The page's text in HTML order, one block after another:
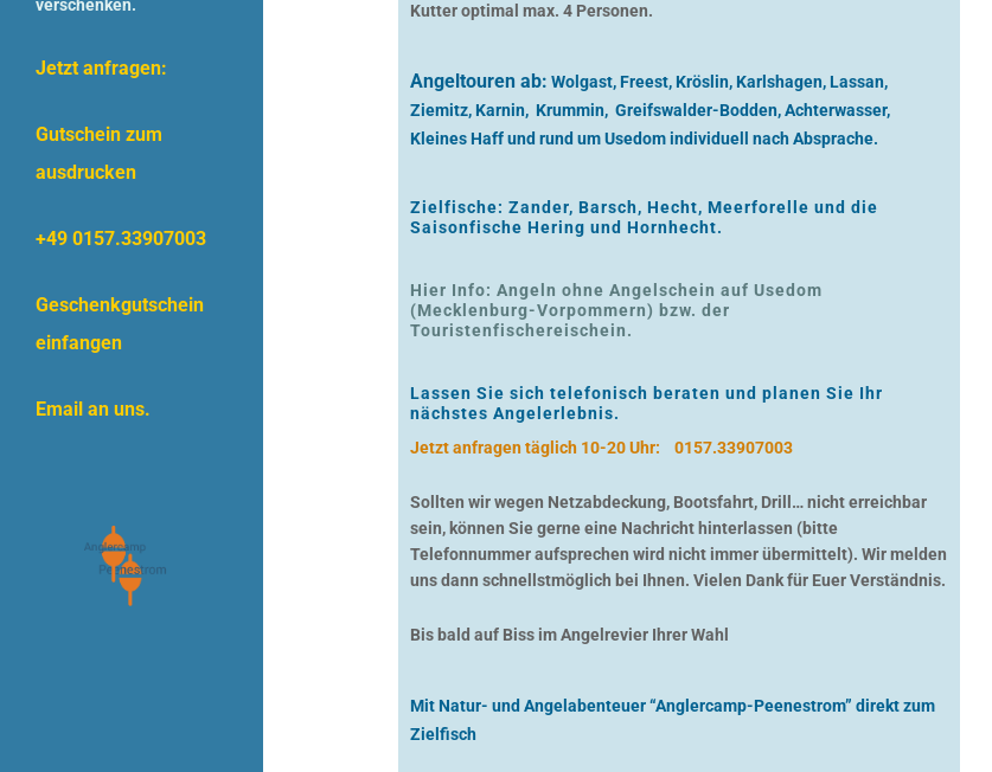
Kutter optimal max. 4 Personen.
Angeltouren ab: Wolgast, Freest, Kröslin, Karlshagen, Lassan,
Ziemitz, Karnin, Krummin, Greifswalder-Bodden, Achterwasser,
Kleines Haff und rund um Usedom individuell nach Absprache.
Zielfische: Zander, Barsch, Hecht, Meerforelle und die
Saisonfische Hering und Hornhecht.
Hier Info: Angeln ohne Angelschein auf Usedom
(Mecklenburg-Vorpommern) bzw. der
Touristenfischereischein.
Lassen Sie sich telefonisch beraten und planen Sie Ihr
nächstes Angelerlebnis.
Jetzt anfragen täglich 10-20 Uhr:
0157.33907003
Sollten wir wegen Netzabdeckung, Bootsfahrt, Drill… nicht erreichbar
sein, können Sie gerne eine Nachricht hinterlassen (bitte
Telefonnummer aufsprechen wird nicht immer übermittelt). Wir melden
uns dann schnellstmöglich bei Ihnen. Vielen Dank für Euer Verständnis.
Bis bald auf Biss im Angelrevier Ihrer Wahl
Mit Natur- und Angelabenteuer “Anglercamp-Peenestrom” direkt zum
Zielfisch
verschenken.
Jetzt anfragen:
Gutschein zum
ausdrucken
+49 0157.33907003
Geschenkgutschein
einfangen
Email an uns.